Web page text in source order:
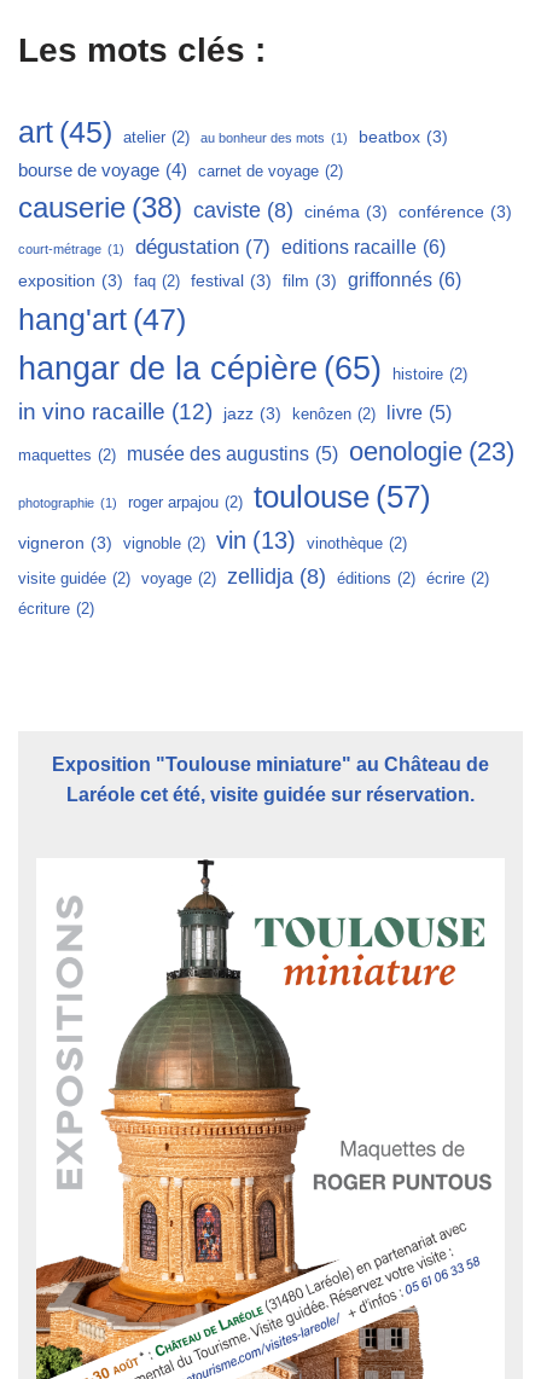
Les mots clés :
art (45) atelier (2) au bonheur des mots (1) beatbox (3)
bourse de voyage (4) carnet de voyage (2)
causerie (38) caviste (8) cinéma (3) conférence (3)
court-métrage (1) dégustation (7) editions racaille (6)
exposition (3) faq (2) festival (3) film (3) griffonnés (6)
hang'art (47)
hangar de la cépière (65) histoire (2)
in vino racaille (12) jazz (3) kenôzen (2) livre (5)
maquettes (2) musée des augustins (5) oenologie (23)
photographie (1) roger arpajou (2) toulouse (57)
vigneron (3) vignoble (2) vin (13) vinothèque (2)
visite guidée (2) voyage (2) zellidja (8) éditions (2) écrire (2)
écriture (2)
Exposition "Toulouse miniature" au Château de
Laréole cet été, visite guidée sur réservation.